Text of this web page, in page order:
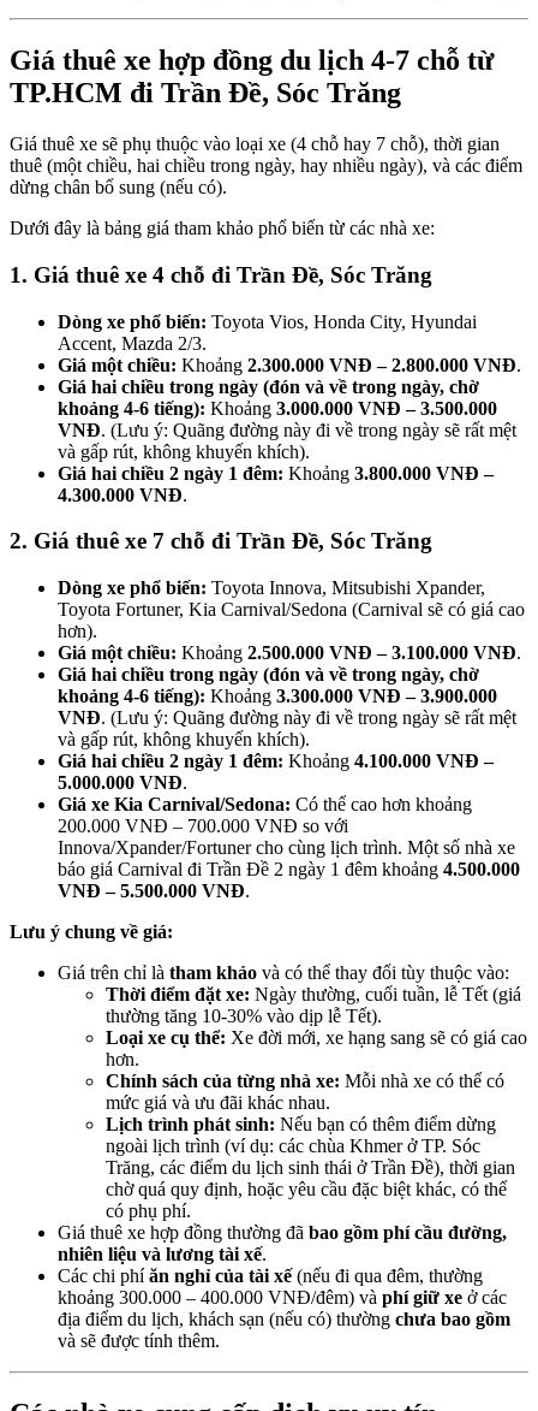
Giá thuê xe hợp đồng du lịch 4-7 chỗ từ
TP.HCM đi Trần Đề, Sóc Trăng
Giá thuê xe sẽ phụ thuộc vào loại xe (4 chỗ hay 7 chỗ), thời gian
thuê (một chiều, hai chiều trong ngày, hay nhiều ngày), và các điểm
dừng chân bổ sung (nếu có).
Dưới đây là bảng giá tham khảo phổ biến từ các nhà xe:
1. Giá thuê xe 4 chỗ đi Trần Đề, Sóc Trăng
Dòng xe phổ biến: Toyota Vios, Honda City, Hyundai
Accent, Mazda 2/3.
Giá một chiều: Khoảng 2.300.000 VNĐ – 2.800.000 VNĐ.
Giá hai chiều trong ngày (đón và về trong ngày, chờ
khoảng 4-6 tiếng): Khoảng 3.000.000 VNĐ – 3.500.000
VNĐ. (Lưu ý: Quãng đường này đi về trong ngày sẽ rất mệt
và gấp rút, không khuyến khích).
Giá hai chiều 2 ngày 1 đêm: Khoảng 3.800.000 VNĐ –
4.300.000 VNĐ.
2. Giá thuê xe 7 chỗ đi Trần Đề, Sóc Trăng
Dòng xe phổ biến: Toyota Innova, Mitsubishi Xpander,
Toyota Fortuner, Kia Carnival/Sedona (Carnival sẽ có giá cao
hơn).
Giá một chiều: Khoảng 2.500.000 VNĐ – 3.100.000 VNĐ.
Giá hai chiều trong ngày (đón và về trong ngày, chờ
khoảng 4-6 tiếng): Khoảng 3.300.000 VNĐ – 3.900.000
VNĐ. (Lưu ý: Quãng đường này đi về trong ngày sẽ rất mệt
và gấp rút, không khuyến khích).
Giá hai chiều 2 ngày 1 đêm: Khoảng 4.100.000 VNĐ –
5.000.000 VNĐ.
Giá xe Kia Carnival/Sedona: Có thể cao hơn khoảng
200.000 VNĐ – 700.000 VNĐ so với
Innova/Xpander/Fortuner cho cùng lịch trình. Một số nhà xe
báo giá Carnival đi Trần Đề 2 ngày 1 đêm khoảng 4.500.000
VNĐ – 5.500.000 VNĐ.
Lưu ý chung về giá:
Giá trên chỉ là tham khảo và có thể thay đổi tùy thuộc vào:
Thời điểm đặt xe: Ngày thường, cuối tuần, lễ Tết (giá
thường tăng 10-30% vào dịp lễ Tết).
Loại xe cụ thể: Xe đời mới, xe hạng sang sẽ có giá cao
hơn.
Chính sách của từng nhà xe: Mỗi nhà xe có thể có
mức giá và ưu đãi khác nhau.
Lịch trình phát sinh: Nếu bạn có thêm điểm dừng
ngoài lịch trình (ví dụ: các chùa Khmer ở TP. Sóc
Trăng, các điểm du lịch sinh thái ở Trần Đề), thời gian
chờ quá quy định, hoặc yêu cầu đặc biệt khác, có thể
có phụ phí.
Giá thuê xe hợp đồng thường đã bao gồm phí cầu đường,
nhiên liệu và lương tài xế.
Các chi phíăn nghỉ của tài xế(nếu đi qua đêm, thường
khoảng 300.000 – 400.000 VNĐ/đêm) và phí giữ xe ở các
địa điểm du lịch, khách sạn (nếu có) thường chưa bao gồm
và sẽ được tính thêm.